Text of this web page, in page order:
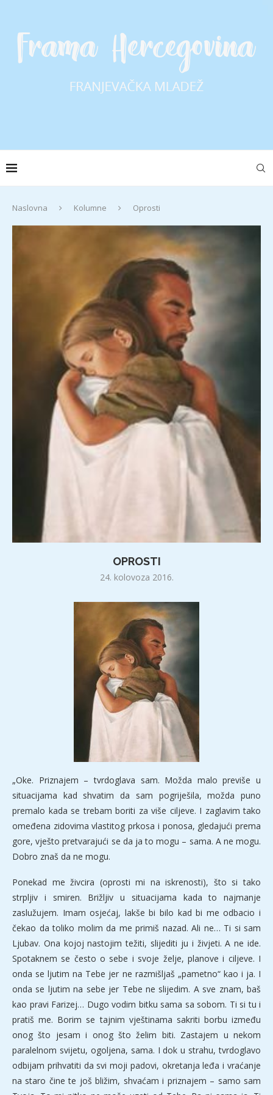
Naslovna Kolumne Oprosti
OPROSTI
24. kolovoza 2016.
„Oke. Priznajem – tvrdoglava sam. Možda malo previše u
situacijama kad shvatim da sam pogriješila, možda puno
premalo kada se trebam boriti za više ciljeve. I zaglavim tako
omeđena zidovima vlastitog prkosa i ponosa, gledajući prema
gore, vješto pretvarajući se da ja to mogu – sama. A ne mogu.
Dobro znaš da ne mogu.
Ponekad me živcira (oprosti mi na iskrenosti), što si tako
strpljiv i smiren. Brižljiv u situacijama kada to najmanje
zaslužujem. Imam osjećaj, lakše bi bilo kad bi me odbacio i
čekao da toliko molim da me primiš nazad. Ali ne… Ti si sam
Ljubav. Ona kojoj nastojim težiti, slijediti ju i živjeti. A ne ide.
Spotaknem se često o sebe i svoje želje, planove i ciljeve. I
onda se ljutim na Tebe jer ne razmišljaš „pametno“ kao i ja. I
onda se ljutim na sebe jer Tebe ne slijedim. A sve znam, baš
kao pravi Farizej… Dugo vodim bitku sama sa sobom. Ti si tu i
pratiš me. Borim se tajnim vještinama sakriti borbu između
onog što jesam i onog što želim biti. Zastajem u nekom
paralelnom svijetu, ogoljena, sama. I dok u strahu, tvrdoglavo
odbijam prihvatiti da svi moji padovi, okretanja leđa i vraćanje
na staro čine te još bližim, shvaćam i priznajem – samo sam